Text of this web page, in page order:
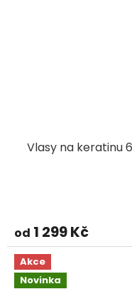
Vlasy na keratinu
od 1 299 Kč
Akce
Novinka